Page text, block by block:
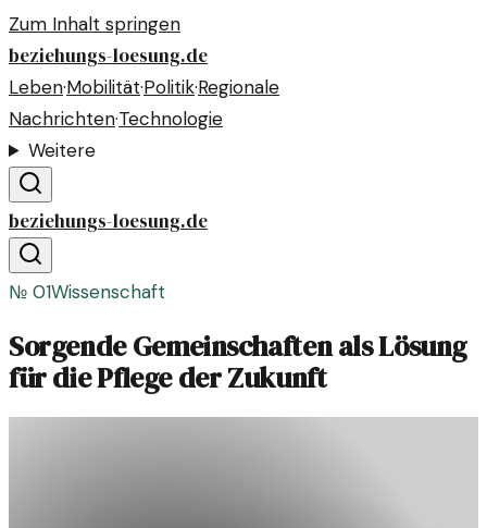
Zum Inhalt springen
beziehungs-loesung.de
Leben·Mobilität·Politik·Regionale
Nachrichten·Technologie
Weitere
beziehungs-loesung.de
№ 01Wissenschaft
Sorgende Gemeinschaften als Lösung
für die Pflege der Zukunft